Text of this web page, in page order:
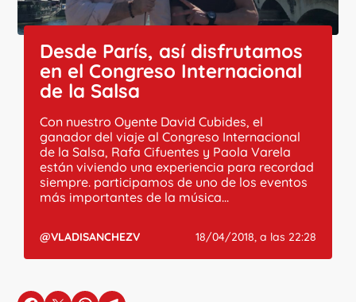
Desde París, así disfrutamos
en el Congreso Internacional
de la Salsa
Con nuestro Oyente David Cubides, el
ganador del viaje al Congreso Internacional
de la Salsa, Rafa Cifuentes y Paola Varela
están viviendo una experiencia para recordad
siempre. participamos de uno de los eventos
más importantes de la música...
@VLADISANCHEZV 18/04/2018, a las 22:28